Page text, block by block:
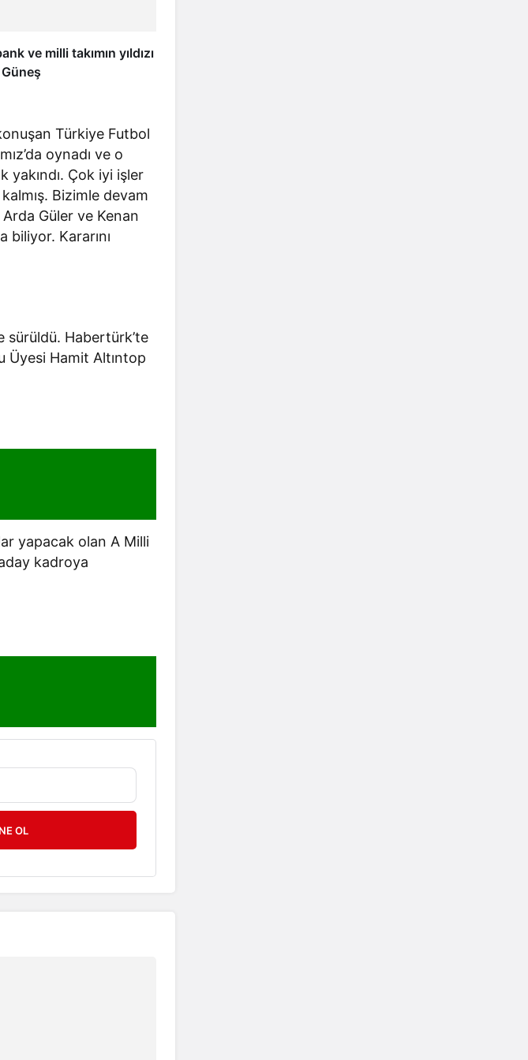
ve milli takımın yıldızı
Türkiye Futbol
oynadı ve o
yakındı. Çok iyi işler
Bizimle devam
Güler ve Kenan
biliyor. Kararını
sürüldü. Habertürk’te
Üyesi Hamit Altıntop
yapacak olan A Milli
kadroya
OL